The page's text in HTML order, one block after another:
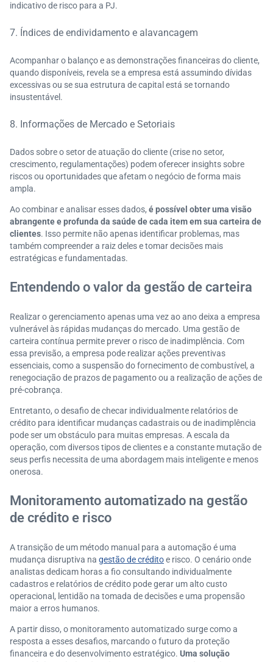
indicativo de risco para a PJ.
7. Índices de endividamento e alavancagem
Acompanhar o balanço e as demonstrações financeiras do cliente,
quando disponíveis, revela se a empresa está assumindo dívidas
excessivas ou se sua estrutura de capital está se tornando
insustentável.
8. Informações de Mercado e Setoriais
Dados sobre o setor de atuação do cliente (crise no setor,
crescimento, regulamentações) podem oferecer insights sobre
riscos ou oportunidades que afetam o negócio de forma mais
ampla.
Ao combinar e analisar esses dados, é possível obter uma visão
abrangente e profunda da saúde de cada item em sua carteira de
clientes. Isso permite não apenas identificar problemas, mas
também compreender a raiz deles e tomar decisões mais
estratégicas e fundamentadas.
Entendendo o valor da gestão de carteira
Realizar o gerenciamento apenas uma vez ao ano deixa a empresa
vulnerável às rápidas mudanças do mercado. Uma gestão de
carteira contínua permite prever o risco de inadimplência. Com
essa previsão, a empresa pode realizar ações preventivas
essenciais, como a suspensão do fornecimento de combustível, a
renegociação de prazos de pagamento ou a realização de ações de
pré-cobrança.
Entretanto, o desafio de checar individualmente relatórios de
crédito para identificar mudanças cadastrais ou de inadimplência
pode ser um obstáculo para muitas empresas. A escala da
operação, com diversos tipos de clientes e a constante mutação de
seus perfis necessita de uma abordagem mais inteligente e menos
onerosa.
Monitoramento automatizado na gestão
de crédito e risco
A transição de um método manual para a automação é uma
mudança disruptiva na gestão de créditoe risco. O cenário onde
analistas dedicam horas a fio consultando individualmente
cadastros e relatórios de crédito pode gerar um alto custo
operacional, lentidão na tomada de decisões e uma propensão
maior a erros humanos.
A partir disso, o monitoramento automatizado surge como a
resposta a esses desafios, marcando o futuro da proteção
financeira e do desenvolvimento estratégico. Uma solução